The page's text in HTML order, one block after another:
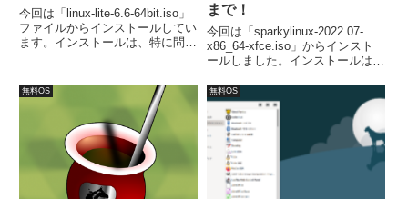
今回は「linux-lite-6.6-64bit.iso」
ファイルからインストールしてい
ます。インストールは、特に問題
でした。
まで！
今回は「sparkylinux-2022.07-
x86_64-xfce.iso」からインスト
ールしました。インストールは特
は、別途「Fcitx」などのインス
トールが必要でした。
無料OS 無料OS